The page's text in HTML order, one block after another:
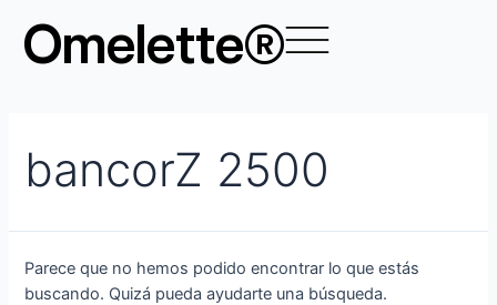
contenido
Omelette®
bancorZ 2500
Parece que no hemos podido encontrar lo que estás
buscando. Quizá pueda ayudarte una búsqueda.
por: